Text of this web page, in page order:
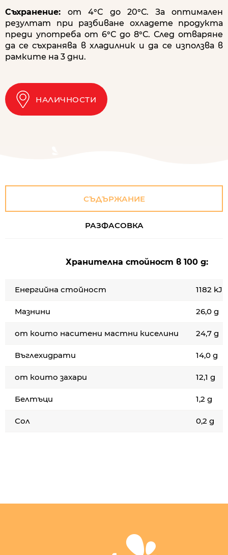
Съхранение:от 4°С до 20°С. За оптимален
резултат при разбиване охладете продукта
преди употреба от 6°С до 8°С. След отваряне
да се съхранява в хладилник и да се използва в
рамките на 3 дни.
НАЛИЧНОСТИ
СЪДЪРЖАНИЕ
РАЗФАСОВКА
Хранителна стойност в 100 g:
Енергийна стойност 1182 kJ
Мазнини 26,0 g
от които наситени мастни киселини 24,7 g
Въглехидрати 14,0 g
от които захари 12,1 g
Белтъци 1,2 g
Сол 0,2 g